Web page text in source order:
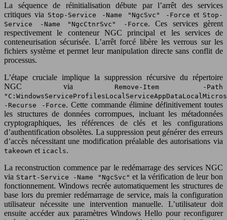
La séquence de réinitialisation débute par l’arrêt des services
critiques via Stop-Service -Name "NgcSvc" -Force et Stop-
Service -Name "NgcCtnrSvc" -Force. Ces services gèrent
respectivement le conteneur NGC principal et les services de
conteneurisation sécurisée. L’arrêt forcé libère les verrous sur les
fichiers système et permet leur manipulation directe sans conflit de
processus.
L’étape cruciale implique la suppression récursive du répertoire
NGC via
Remove-Item -Path
-Recurse -Force. Cette commande élimine définitivement toutes
les structures de données corrompues, incluant les métadonnées
cryptographiques, les références de clés et les configurations
d’authentification obsolètes. La suppression peut générer des erreurs
d’accès nécessitant une modification préalable des autorisations via
takeown et icacls.
La reconstruction commence par le redémarrage des services NGC
via Start-Service -Name "NgcSvc" et la vérification de leur bon
fonctionnement. Windows recrée automatiquement les structures de
base lors du premier redémarrage de service, mais la configuration
utilisateur nécessite une intervention manuelle. L’utilisateur doit
ensuite accéder aux paramètres Windows Hello pour reconfigurer